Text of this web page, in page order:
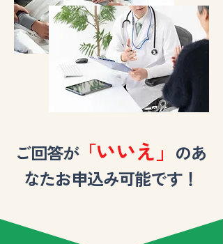
ご回答が「いいえ」 のあ
なたお申込み可能です！